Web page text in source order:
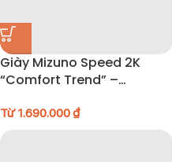
Giày Mizuno Speed 2K
“Comfort Trend” –
Từ1.690.000₫